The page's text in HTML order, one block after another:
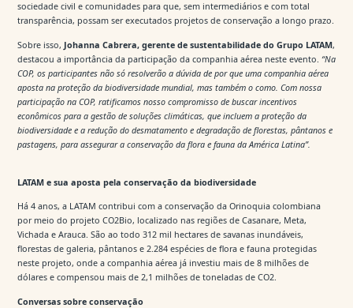
sociedade civil e comunidades para que, sem intermediários e com total
transparência, possam ser executados projetos de conservação a longo prazo.
Sobre isso, Johanna Cabrera, gerente de sustentabilidade do Grupo LATAM,
destacou a importância da participação da companhia aérea neste evento. “Na
COP, os participantes não só resolverão a dúvida de por que uma companhia aérea
aposta na proteção da biodiversidade mundial, mas também o como. Com nossa
participação na COP, ratificamos nosso compromisso de buscar incentivos
econômicos para a gestão de soluções climáticas, que incluem a proteção da
biodiversidade e a redução do desmatamento e degradação de florestas, pântanos e
pastagens, para assegurar a conservação da flora e fauna da América Latina”.
LATAM e sua aposta pela conservação da biodiversidade
Há 4 anos, a LATAM contribui com a conservação da Orinoquia colombiana
por meio do projeto CO2Bio, localizado nas regiões de Casanare, Meta,
Vichada e Arauca. São ao todo 312 mil hectares de savanas inundáveis,
florestas de galeria, pântanos e 2.284 espécies de flora e fauna protegidas
neste projeto, onde a companhia aérea já investiu mais de 8 milhões de
dólares e compensou mais de 2,1 milhões de toneladas de CO2.
Conversas sobre conservação